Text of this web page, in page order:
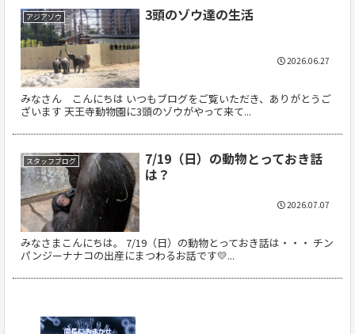
アジアゾウ 3頭のゾウ達の生活
みなさん こんにちは いつもブログをご覧いただき、ありがとうご
ざいます 天王寺動物園に3頭のゾウがやって来て...
2026.06.27
スタッフブログ
7/19（日）の動物とっておき話
は？
みなさまこんにちは。 7/19（日）の動物とっておき話は・・・ チン
パンジーナナコの出産にまつわるお話です💛...
2026.07.07